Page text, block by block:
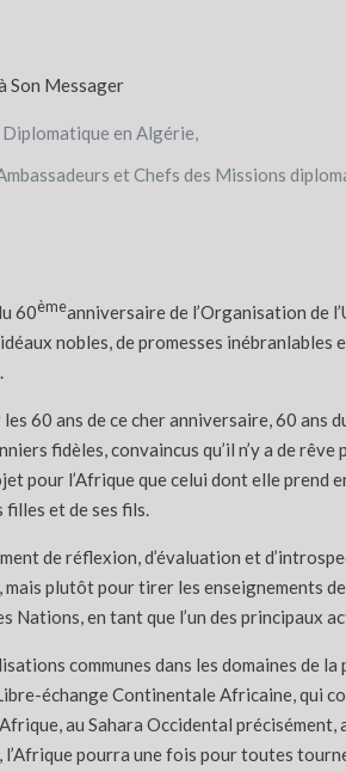
Son Messager
en Algérie,
et Chefs des Missions
60èmeanniversaire de l’Organisation de
nobles, de promesses
les 60 ans de ce cher anniversaire, 60
fidèles, convaincus qu’il n’y a de
pour l’Afrique que celui dont elle
filles et de ses fils.
de réflexion, d’évaluation et
plutôt pour tirer les enseignements
Nations, en tant que l’un des principaux
communes dans les domaines
échange Continentale Africaine, qui
au Sahara Occidental
pourra une fois pour toutes